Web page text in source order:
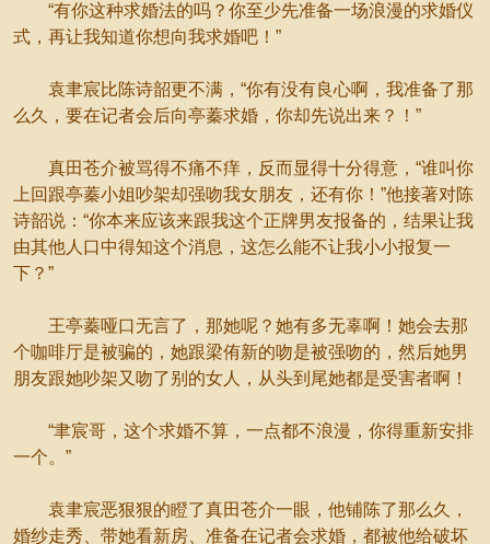
“有你这种求婚法的吗？你至少先准备一场浪漫的求婚仪
式，再让我知道你想向我求婚吧！”
袁聿宸比陈诗韶更不满，“你有没有良心啊，我准备了那
么久，要在记者会后向亭蓁求婚，你却先说出来？！”
真田苍介被骂得不痛不痒，反而显得十分得意，“谁叫你
上回跟亭蓁小姐吵架却强吻我女朋友，还有你！”他接著对陈
诗韶说：“你本来应该来跟我这个正牌男友报备的，结果让我
由其他人口中得知这个消息，这怎么能不让我小小报复一
下？”
王亭蓁哑口无言了，那她呢？她有多无辜啊！她会去那
个咖啡厅是被骗的，她跟梁侑新的吻是被强吻的，然后她男
朋友跟她吵架又吻了别的女人，从头到尾她都是受害者啊！
“聿宸哥，这个求婚不算，一点都不浪漫，你得重新安排
一个。”
袁聿宸恶狠狠的瞪了真田苍介一眼，他铺陈了那么久，
婚纱走秀、带她看新房、准备在记者会求婚，都被他给破坏